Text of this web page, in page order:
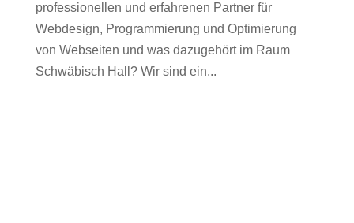
professionellen und erfahrenen Partner für
Webdesign, Programmierung und Optimierung
von Webseiten und was dazugehört im Raum
Schwäbisch Hall? Wir sind ein...